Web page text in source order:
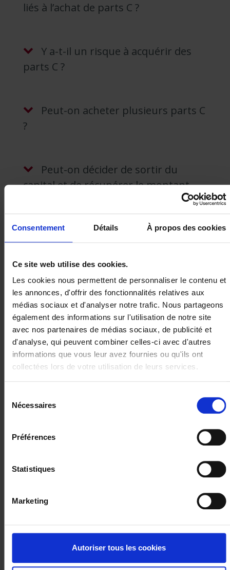
Consentement Détails À propos des cookies
Ce site web utilise des cookies.
Les cookies nous permettent de personnaliser le contenu et
les annonces, d'offrir des fonctionnalités relatives aux
médias sociaux et d'analyser notre trafic. Nous partageons
également des informations sur l'utilisation de notre site
avec nos partenaires de médias sociaux, de publicité et
d'analyse, qui peuvent combiner celles-ci avec d'autres
informations que vous leur avez fournies ou qu'ils ont
collectées lors de votre utilisation de leurs services.
Nécessaires
Préférences
Statistiques
Marketing
Autoriser tous les cookies
liés à l’achat de parts C ?
Y a-t-il un risque à acquérir des
parts C ?
Peut-on acheter plusieurs parts C
?
Peut-on décider de sortir du
capital et de récupérer le montant
A quoi ai-je droit si je cesse d’être
un coopérateur ?
Peut-on céder ses parts C à
quelqu’un d’autre ?
Peut-on perdre la qualité de
du coopérateur ?
A qui puis-je m’adresser pour des
questions supplémentaires ?